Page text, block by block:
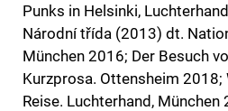
Punks in Helsinki,
Národní třída (2013) dt.
München 2016; Der Besuch
Kurzprosa. Ottensheim
Reise. Luchterhand, München